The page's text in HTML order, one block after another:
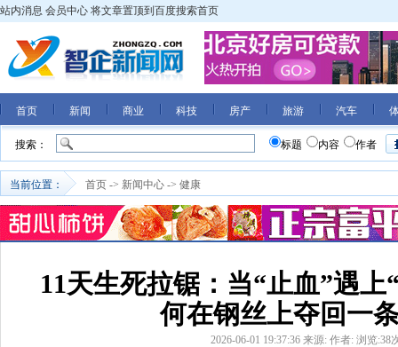
站内消息 会员中心 将文章置顶到百度搜索首页
首页 新闻 商业 科技 房产 旅游 汽车
搜索： 标题 内容 作者
当前位置： 首页 -> 新闻中心 -> 健康
11天生死拉锯：当“止血”遇上
何在钢丝上夺回一
2026-06-01 19:37:36 来源: 作者: 浏览:38